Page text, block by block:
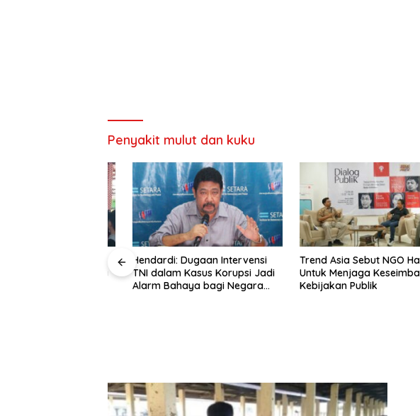
Penyakit mulut dan kuku
Hendardi: Dugaan Intervensi
TNI dalam Kasus Korupsi Jadi
Alarm Bahaya bagi Negara
Trend Asia Sebut NGO Hadir
Untuk Menjaga Keseimbangan
Kebijakan Publik